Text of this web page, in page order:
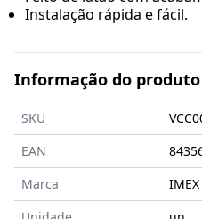
Instalação rápida e fácil.
Informação do produto
SKU
EAN
Marca
IMEX